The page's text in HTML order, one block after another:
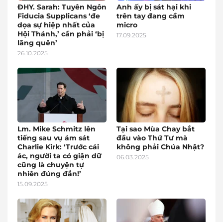
ĐHY. Sarah: Tuyên Ngôn
Fiducia Supplicans ‘đe
dọa sự hiệp nhất của
Hội Thánh,’ cần phải ‘bị
lãng quên’
26.10.2025
Anh ấy bị sát hại khi
trên tay đang cầm
micro
17.09.2025
Lm. Mike Schmitz lên
tiếng sau vụ ám sát
Charlie Kirk: ‘Trước cái
ác, người ta có giận dữ
cũng là chuyện tự
nhiên đúng đắn!’
15.09.2025
Tại sao Mùa Chay bắt
đầu vào Thứ Tư mà
không phải Chúa Nhật?
06.03.2025